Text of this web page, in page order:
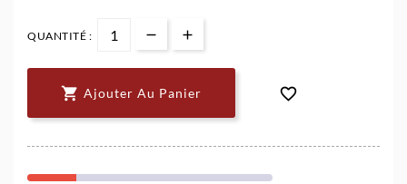
QUANTITÉ :
 Ajouter Au Panier 